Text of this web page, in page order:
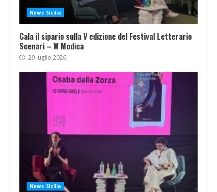
News Sicilia
Cala il sipario sulla V edizione del Festival Letterario
Scenari – W Modica
29 luglio 2026
News Sicilia